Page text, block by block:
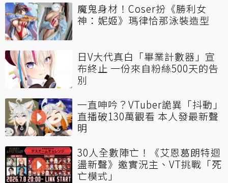
魔鬼身材！Coser扮《勝利女
神：妮姬》瑪律恰那泳裝造型
日V大代真白「畢業計數器」宣
布終止 一份來自粉絲500天的告
別
一直呻吟？VTuber詭異「抖動」
直播破130萬觀看 本人發最新聲
明
30人全數陣亡！《艾恩葛朗特迴
盪新聲》邀實況主、VT挑戰「死
亡模式」